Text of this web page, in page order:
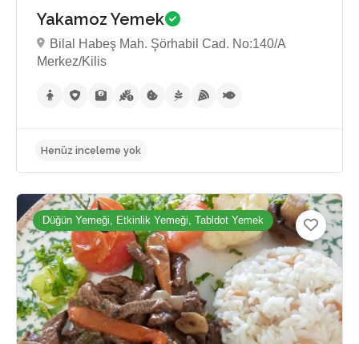
Yakamoz Yemek
Bilal Habeş Mah. Şörhabil Cad. No:140/A
Merkez/Kilis
Düğün Yemeği, Etkinlik Yemeği, Tabldot Yemek